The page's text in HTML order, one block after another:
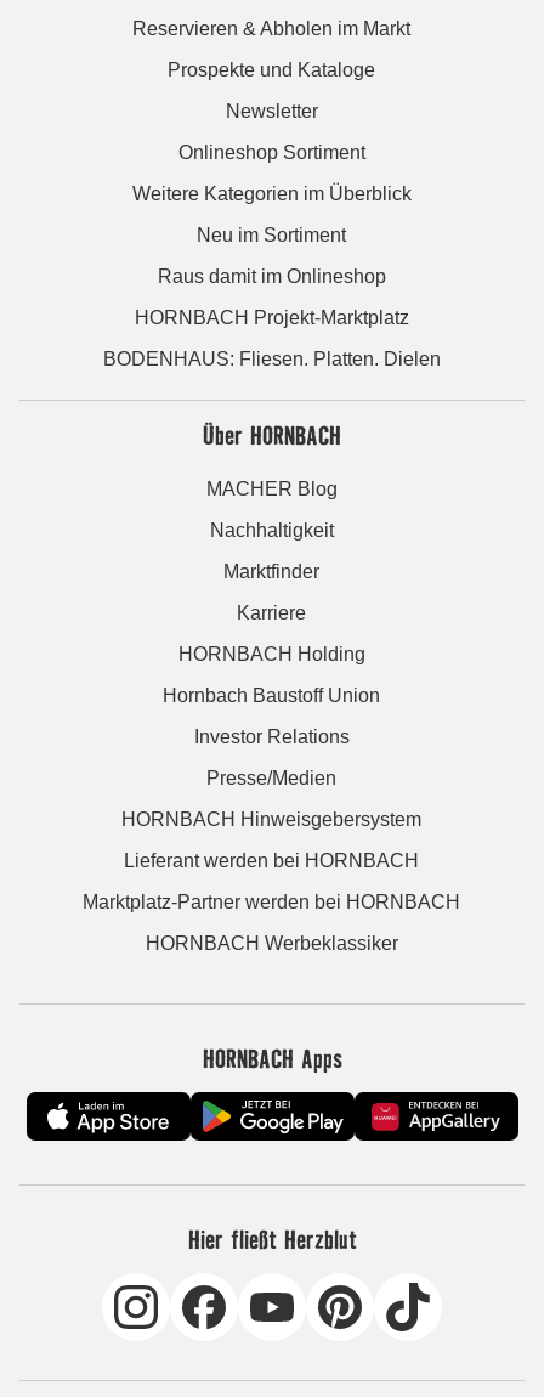
Reservieren & Abholen im Markt
Prospekte und Kataloge
Newsletter
Onlineshop Sortiment
Weitere Kategorien im Überblick
Neu im Sortiment
Raus damit im Onlineshop
HORNBACH Projekt-Marktplatz
BODENHAUS: Fliesen. Platten. Dielen
Über HORNBACH
MACHER Blog
Nachhaltigkeit
Marktfinder
Karriere
HORNBACH Holding
Hornbach Baustoff Union
Investor Relations
Presse/Medien
HORNBACH Hinweisgebersystem
Lieferant werden bei HORNBACH
Marktplatz-Partner werden bei HORNBACH
HORNBACH Werbeklassiker
HORNBACH Apps
Hier fließt Herzblut